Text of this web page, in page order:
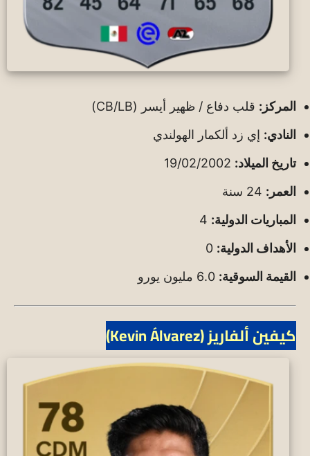
المركز: قلب دفاع / ظهير أيسر (CB/LB)
النادي: إي زد ألكمار الهولندي
تاريخ الميلاد:
العمر:
المباريات الدولية:
الأهداف الدولية:
القيمة السوقية:
كيفين ألفاريز (Kevin Álvarez)